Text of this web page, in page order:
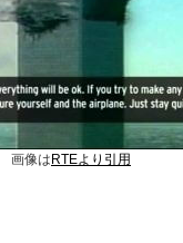
画像は RTEより引用